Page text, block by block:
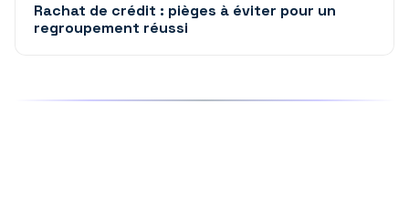
Rachat de crédit : pièges à éviter pour un
regroupement réussi